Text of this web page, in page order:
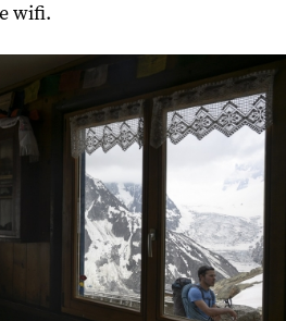
wifi.